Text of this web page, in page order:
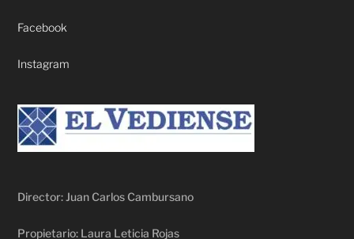
Facebook
Instagram
Director: Juan Carlos Cambursano
Propietario: Laura Leticia Rojas